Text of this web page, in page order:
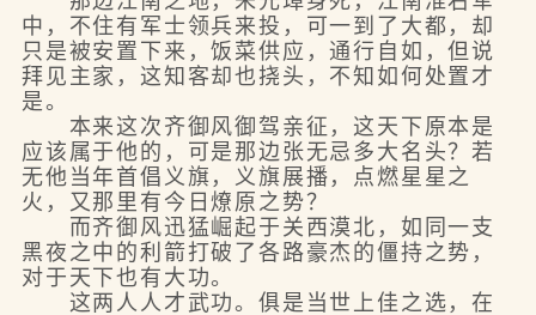
中，不住有军士领兵来投，可一到了大都，却
只是被安置下来，饭菜供应，通行自如，但说
拜见主家，这知客却也挠头，不知如何处置才
是。
本来这次齐御风御驾亲征，这天下原本是
应该属于他的，可是那边张无忌多大名头？若
无他当年首倡义旗，义旗展播，点燃星星之
火，又那里有今日燎原之势？
而齐御风迅猛崛起于关西漠北，如同一支
黑夜之中的利箭打破了各路豪杰的僵持之势，
对于天下也有大功。
这两人人才武功。俱是当世上佳之选，在